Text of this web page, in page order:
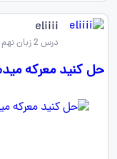
eliiii
درس 2 زبان نهم
حل کنید معرکه